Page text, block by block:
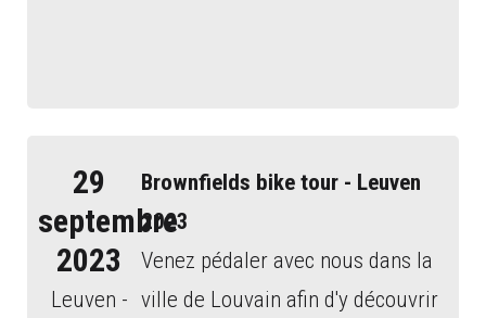
29
septembre
2023
Leuven -
Brownfields bike tour - Leuven
2023
Venez pédaler avec nous dans la
ville de Louvain afin d'y découvrir